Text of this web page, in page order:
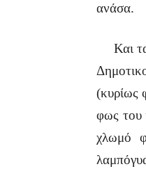
ανάσα.
Και τα
(κυρίως
φως του
χλωμό